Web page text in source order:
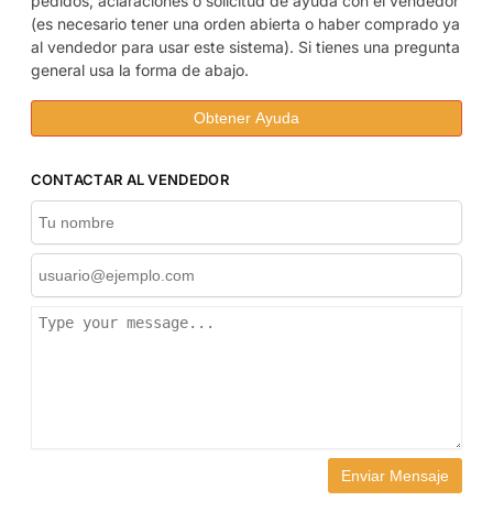
(es necesario tener una orden abierta o haber comprado ya
al vendedor para usar este sistema). Si tienes una pregunta
general usa la forma de abajo.
Obtener Ayuda
CONTACTAR AL VENDEDOR